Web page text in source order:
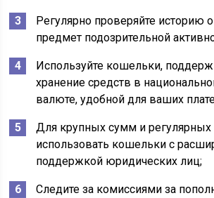
Регулярно проверяйте историю
предмет подозрительной
Используйте кошельки,
хранение средств в
валюте, удобной для ваших
Для крупных сумм и регулярных
использовать кошельки с
поддержкой юридических лиц;
Следите за комиссиями за